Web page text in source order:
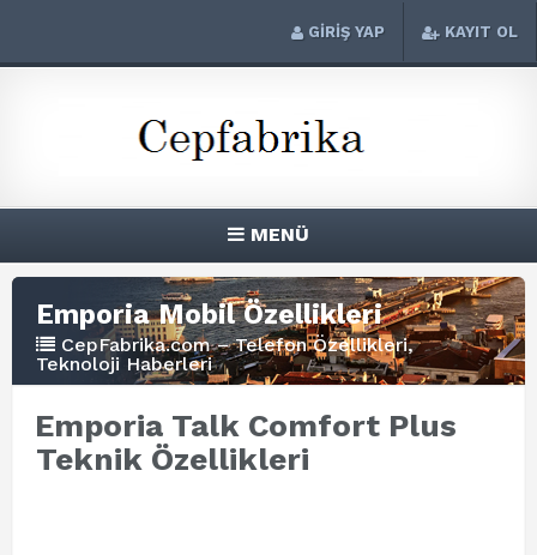
GİRİŞ YAP KAYIT OL
MENÜ
Emporia Mobil Özellikleri
CepFabrika.com – Telefon Özellikleri,
Teknoloji Haberleri
Emporia Talk Comfort Plus
Teknik Özellikleri